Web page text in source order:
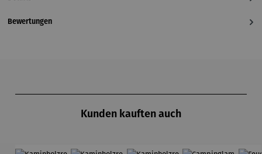
Bewertungen
Kunden kauften auch